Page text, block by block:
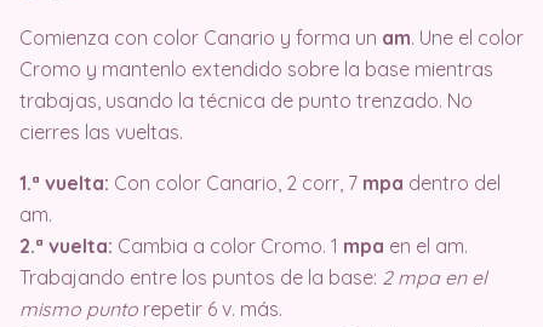
Comienza con color Canario y forma un am. Une el color
Cromo y mantenlo extendido sobre la base mientras
trabajas, usando la técnica de punto trenzado. No
cierres las vueltas.
1.ª vuelta: Con color Canario, 2 corr, 7 mpa dentro del
am.
2.ª vuelta: Cambia a color Cromo. 1 mpa en el am.
Trabajando entre los puntos de la base: 2 mpa en el
mismo punto repetir 6 v. más.